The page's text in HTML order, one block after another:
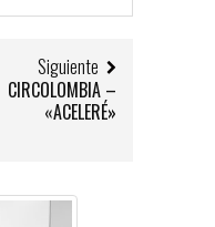
Siguiente
CIRCOLOMBIA –
«ACELERÉ»